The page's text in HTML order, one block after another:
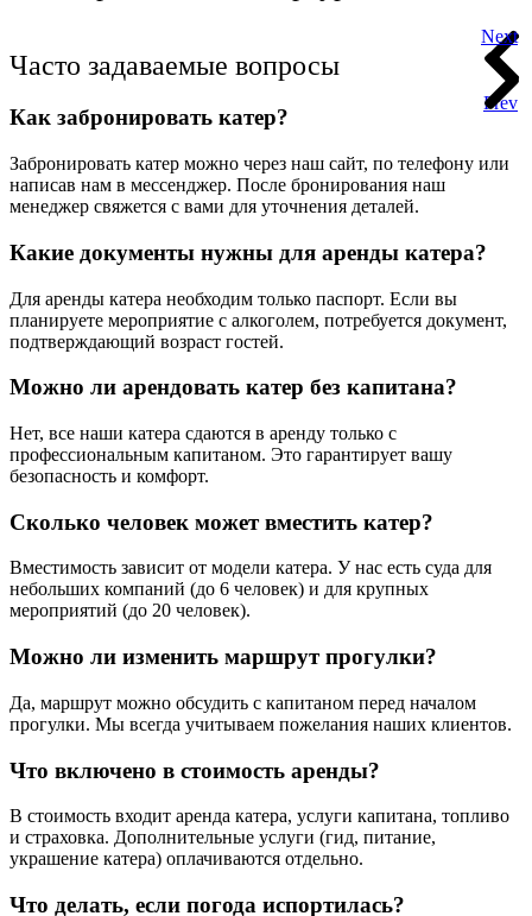
Prev
Next
Часто задаваемые вопросы
Как забронировать катер?
Забронировать катер можно через наш сайт, по телефону или
написав нам в мессенджер. После бронирования наш
менеджер свяжется с вами для уточнения деталей.
Какие документы нужны для аренды катера?
Для аренды катера необходим только паспорт. Если вы
планируете мероприятие с алкоголем, потребуется документ,
подтверждающий возраст гостей.
Можно ли арендовать катер без капитана?
Нет, все наши катера сдаются в аренду только с
профессиональным капитаном. Это гарантирует вашу
безопасность и комфорт.
Сколько человек может вместить катер?
Вместимость зависит от модели катера. У нас есть суда для
небольших компаний (до 6 человек) и для крупных
мероприятий (до 20 человек).
Можно ли изменить маршрут прогулки?
Да, маршрут можно обсудить с капитаном перед началом
прогулки. Мы всегда учитываем пожелания наших клиентов.
Что включено в стоимость аренды?
В стоимость входит аренда катера, услуги капитана, топливо
и страховка. Дополнительные услуги (гид, питание,
украшение катера) оплачиваются отдельно.
Что делать, если погода испортилась?